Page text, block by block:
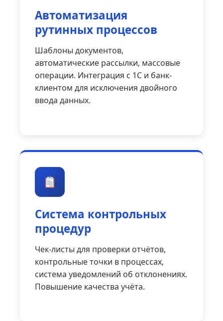
Автоматизация
рутинных процессов
Шаблоны документов,
автоматические рассылки, массовые
операции. Интеграция с 1С и банк-
клиентом для исключения двойного
ввода данных.
Система контрольных
процедур
Чек-листы для проверки отчётов,
контрольные точки в процессах,
система уведомлений об отклонениях.
Повышение качества учёта.